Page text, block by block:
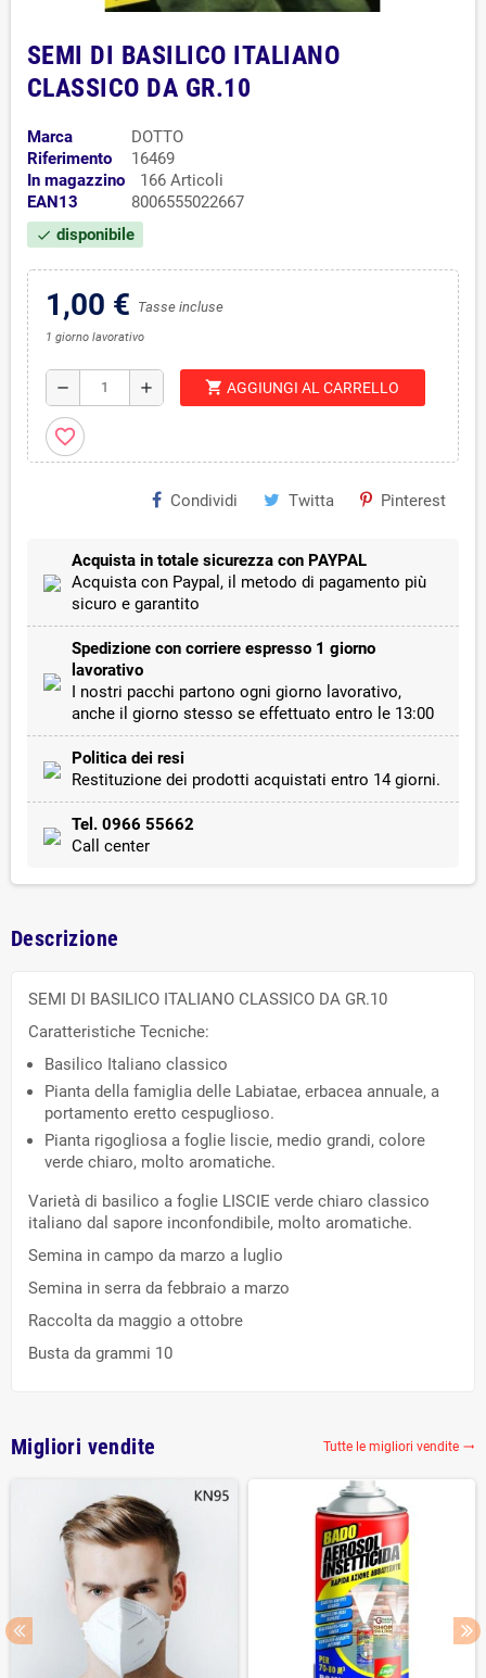
SEMI DI BASILICO ITALIANO
CLASSICO DA GR.10
Marca
DOTTO
Riferimento
16469
In magazzino
166 Articoli
EAN13
8006555022667
check disponibile
1,00 € Tasse incluse
1 giorno lavorativo
remove add shopping_cart AGGIUNGI AL CARRELLO
favorite_border
Condividi Twitta Pinterest
Acquista in totale sicurezza con PAYPAL
Acquista con Paypal, il metodo di pagamento più
sicuro e garantito
Spedizione con corriere espresso 1 giorno
lavorativo
I nostri pacchi partono ogni giorno lavorativo,
anche il giorno stesso se effettuato entro le 13:00
Politica dei resi
Restituzione dei prodotti acquistati entro 14 giorni.
Tel. 0966 55662
Call center
Descrizione
SEMI DI BASILICO ITALIANO CLASSICO DA GR.10
Caratteristiche Tecniche:
Basilico Italiano classico
Pianta della famiglia delle Labiatae, erbacea annuale, a
portamento eretto cespuglioso.
Pianta rigogliosa a foglie liscie, medio grandi, colore
verde chiaro, molto aromatiche.
Varietà di basilico a foglie LISCIE verde chiaro classico
italiano dal sapore inconfondibile, molto aromatiche.
Semina in campo da marzo a luglio
Semina in serra da febbraio a marzo
Raccolta da maggio a ottobre
Busta da grammi 10
Migliori vendite Tutte le migliori vendite 